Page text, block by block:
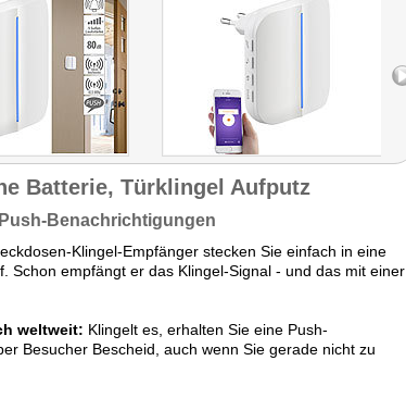
Batterie, Türklingel Aufputz
Benachrichtigungen
Klingel-Empfänger stecken Sie einfach in eine
Schon empfängt er das Klingel-Signal - und das mit einer
weltweit: Klingelt es, erhalten Sie eine Push-
Besucher Bescheid, auch wenn Sie gerade nicht zu